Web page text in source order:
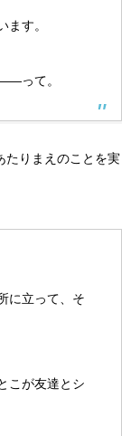
す。
って。
りまえのことを実
に立って、そ
こが友達とシ